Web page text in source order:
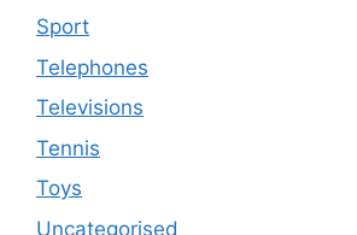
Sport
Telephones
Televisions
Tennis
Toys
Uncategorised